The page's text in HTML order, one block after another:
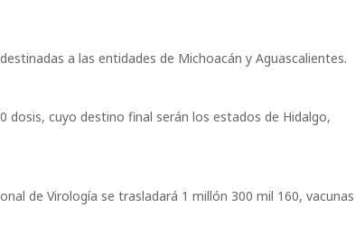
a las entidades de Michoacán y Aguascalientes.
dosis, cuyo destino final serán los estados de Hidalgo,
de Virología se trasladará 1 millón 300 mil 160, vacunas